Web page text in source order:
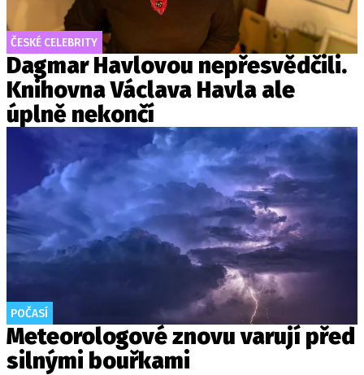
ČESKÉ CELEBRITY
Dagmar Havlovou nepřesvědčili.
Knihovna Václava Havla ale
úplně nekončí
POČASÍ
Meteorologové znovu varují před
silnými bouřkami